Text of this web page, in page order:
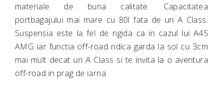
materiale de buna calitate. Capacitatea
portbagajului mai mare cu 80l fata de un A Class.
Suspensia este la fel de rigida ca in cazul lui A45
AMG iar functia off-road ridica garda la sol cu 3cm
mai mult decat un A Class si te invita la o aventura
off-road in prag de iarna.